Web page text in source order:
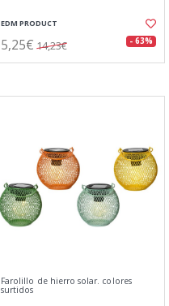
EDM PRODUCT
5,25€ 14,23€ - 63%
Farolillo de hierro solar. colores
surtidos